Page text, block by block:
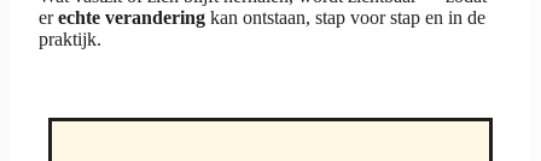
erechte verandering kan ontstaan, stap voor stap en in de
praktijk.